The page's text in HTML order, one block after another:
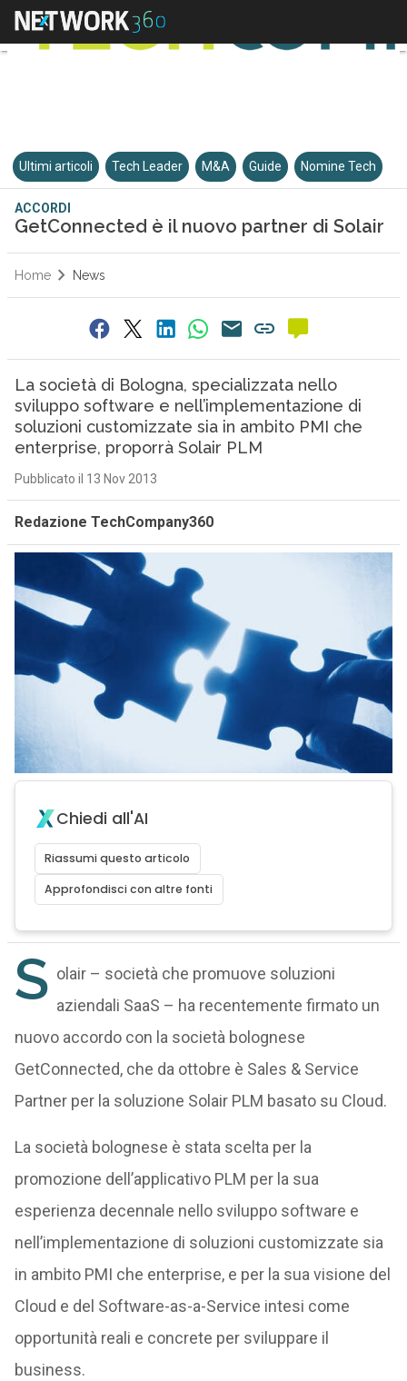
Ultimi articoli Tech Leader M&A Guide Nomine Tech
ACCORDI
GetConnected è il nuovo partner di Solair
Home News
La società di Bologna, specializzata nello
sviluppo software e nell’implementazione di
soluzioni customizzate sia in ambito PMI che
enterprise, proporrà Solair PLM
Pubblicato il 13 Nov 2013
Redazione TechCompany360
Chiedi all'AI
Riassumi questo articolo
Approfondisci con altre fonti
S olair – società che promuove soluzioni
aziendali SaaS – ha recentemente firmato un
nuovo accordo con la società bolognese
GetConnected, che da ottobre è Sales & Service
Partner per la soluzione Solair PLM basato su Cloud.
La società bolognese è stata scelta per la
promozione dell’applicativo PLM per la sua
esperienza decennale nello sviluppo software e
nell’implementazione di soluzioni customizzate sia
in ambito PMI che enterprise, e per la sua visione del
Cloud e del Software-as-a-Service intesi come
opportunità reali e concrete per sviluppare il
business.